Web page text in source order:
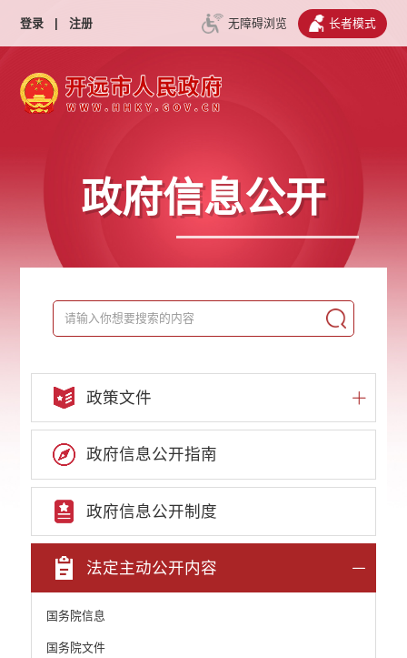
登录 | 注册 无障碍浏览 长者模式
政府信息公开
政策文件
政府信息公开指南
政府信息公开制度
法定主动公开内容
国务院信息
国务院文件